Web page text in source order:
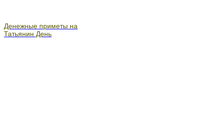
Денежные приметы на
Татьянин День